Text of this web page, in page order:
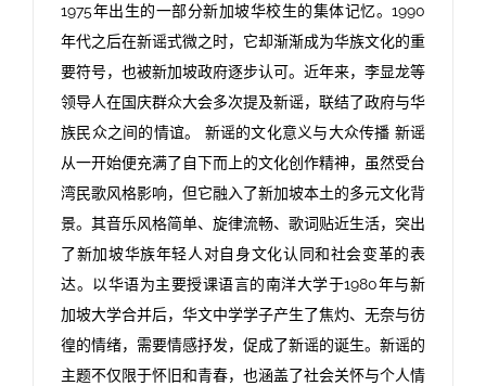
1975年出生的一部分新加坡华校生的集体记忆。1990
年代之后在新谣式微之时，它却渐渐成为华族文化的重
要符号，也被新加坡政府逐步认可。近年来，李显龙等
领导人在国庆群众大会多次提及新谣，联结了政府与华
族民众之间的情谊。 新谣的文化意义与大众传播 新谣
从一开始便充满了自下而上的文化创作精神，虽然受台
湾民歌风格影响，但它融入了新加坡本土的多元文化背
景。其音乐风格简单、旋律流畅、歌词贴近生活，突出
了新加坡华族年轻人对自身文化认同和社会变革的表
达。以华语为主要授课语言的南洋大学于1980年与新
加坡大学合并后，华文中学学子产生了焦灼、无奈与彷
徨的情绪，需要情感抒发，促成了新谣的诞生。新谣的
主题不仅限于怀旧和青春，也涵盖了社会关怀与个人情